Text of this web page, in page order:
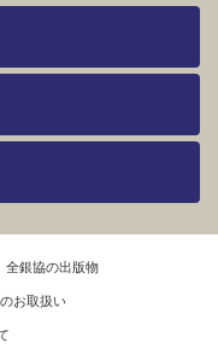
全銀協の出版物
お取扱い